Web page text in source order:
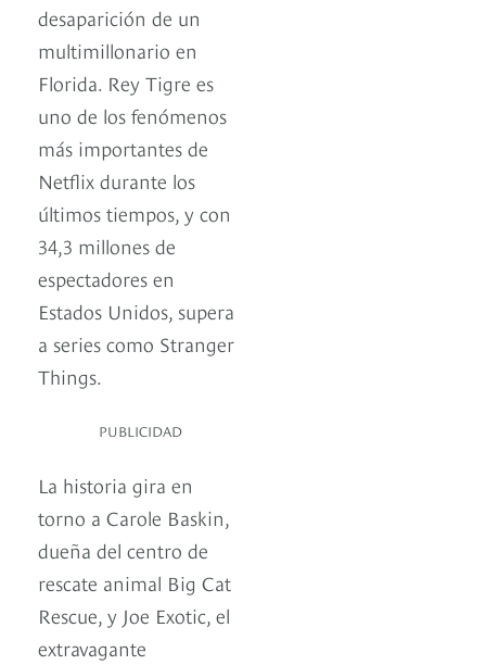
desaparición de un
multimillonario en
Florida. Rey Tigre es
uno de los fenómenos
más importantes de
Netflix durante los
últimos tiempos, y con
34,3 millones de
espectadores en
Estados Unidos, supera
a series como Stranger
Things.
PUBLICIDAD
La historia gira en
torno a Carole Baskin,
dueña del centro de
rescate animal Big Cat
Rescue, y Joe Exotic, el
extravagante